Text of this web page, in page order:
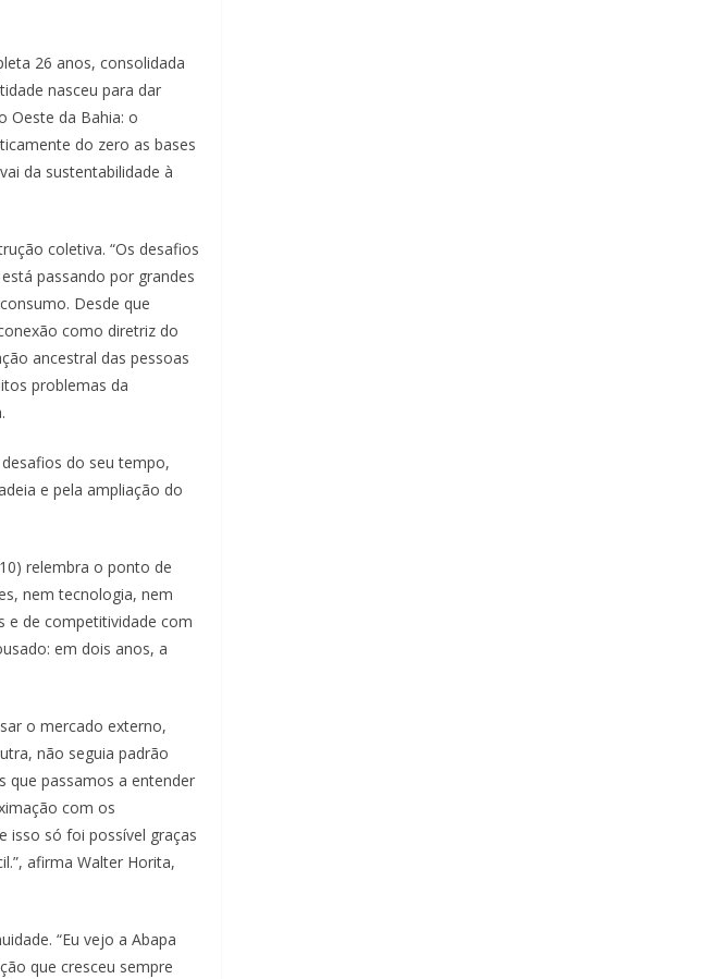
26 anos, consolidada
nasceu para dar
Oeste da Bahia: o
do zero as bases
da sustentabilidade à
coletiva. “Os desafios
passando por grandes
Desde que
como diretriz do
ancestral das pessoas
problemas da
do seu tempo,
e pela ampliação do
relembra o ponto de
nem tecnologia, nem
e de competitividade com
em dois anos, a
o mercado externo,
não seguia padrão
que passamos a entender
com os
isso só foi possível graças
afirma Walter Horita,
“Eu vejo a Abapa
que cresceu sempre